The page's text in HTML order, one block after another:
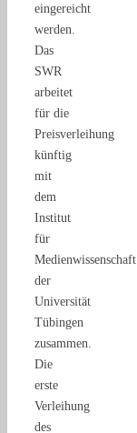
eingereicht
werden.
Das
SWR
arbeitet
für die
Preisverleihung
künftig
mit
dem
Institut
für
Medienwissenschaft
der
Universität
Tübingen
zusammen.
Die
erste
Verleihung
des